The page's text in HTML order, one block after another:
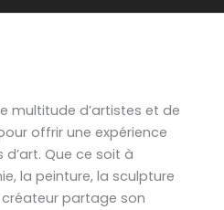
multitude d’artistes et de
offrir une expérience
Que ce soit à
la peinture, la sculpture
partage son